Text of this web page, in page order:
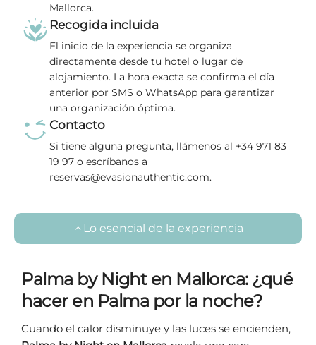
Mallorca.
Recogida incluida
El inicio de la experiencia se organiza
directamente desde tu hotel o lugar de
alojamiento. La hora exacta se confirma el día
anterior por SMS o WhatsApp para garantizar
una organización óptima.
Contacto
Si tiene alguna pregunta, llámenos al +34 971 83
19 97 o escríbanos a
reservas@evasionauthentic.com.
Lo esencial de la experiencia
Palma by Night en Mallorca: ¿qué
hacer en Palma por la noche?
Cuando el calor disminuye y las luces se encienden,